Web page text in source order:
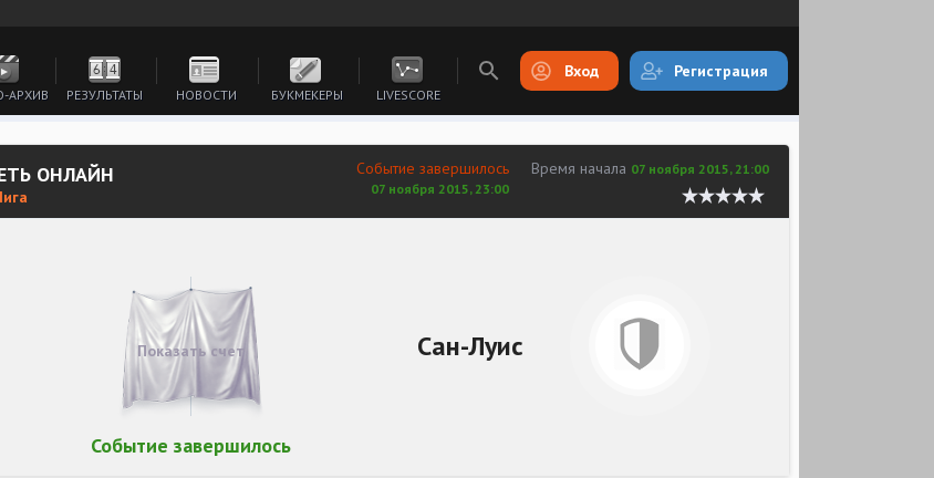
АРХИВ РЕЗУЛЬТАТЫ НОВОСТИ БУКМЕКЕРЫ LIVESCORE
Вход Регистрация
ОНЛАЙН Время начала 07 ноября 2015, 21:00
Событие завершилось
07 ноября 2015, 23:00
Сан-Луис
Событие завершилось
Показать счет